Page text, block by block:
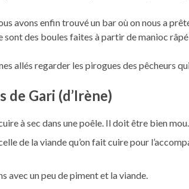
avons enfin trouvé un bar où on nous a
sont des boules faites à partir de manioc
allés regarder les pirogues des pêcheurs
de Gari (d’Irène)
à sec dans une poêle. Il doit être bien mou.
de la viande qu’on fait cuire pour
avec un peu de piment et la viande.